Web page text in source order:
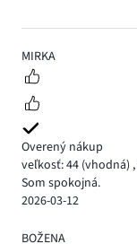
5
MIRKA
Overený nákup
veľkosť: 44 (vhodná) ,
Som spokojná.
2026-03-12
5
BOŽENA